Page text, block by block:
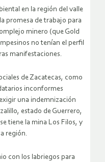
en la región del valle
promesa de trabajo para
minero (que Gold
no tenían el perfil
manifestaciones.
de Zacatecas, como
inconformes
una indemnización
estado de Guerrero,
tiene la mina Los Filos, y
región.
con los labriegos para